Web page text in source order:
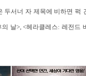
두서너 자 제목에 비하면 퍽
날>, <헤라클레스: 레전드